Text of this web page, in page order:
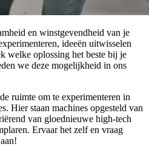
en winstgevendheid van je
ideeën uitwisselen
welke oplossing het beste bij je
we deze mogelijkheid in ons
ruimte om te experimenteren in
Hier staan machines opgesteld van
van gloednieuwe high-tech
Ervaar het zelf en vraag